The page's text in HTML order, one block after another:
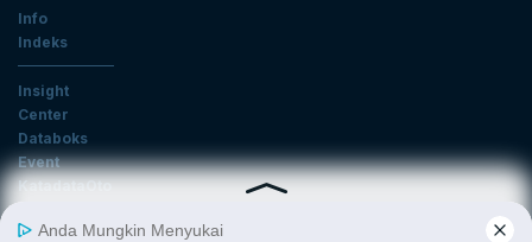
Info
Indeks
Insight
Center
Databoks
Event
KatadataOto